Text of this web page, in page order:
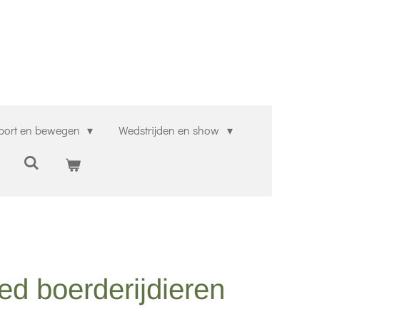
en bewegen Wedstrijden en show
boerderijdieren